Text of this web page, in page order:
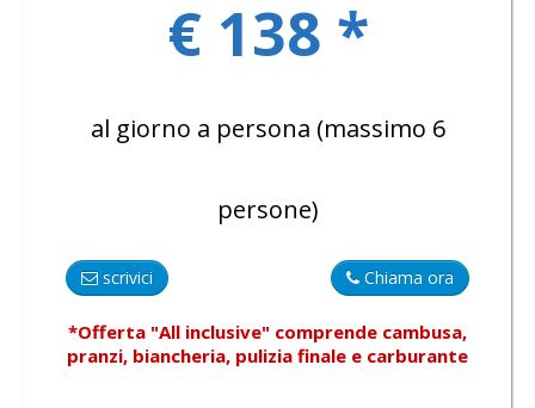
€ 138 *
al giorno a persona (massimo 6
persone)
Chiama ora
scrivici
*Offerta "All inclusive" comprende cambusa,
pranzi, biancheria, pulizia finale e carburante